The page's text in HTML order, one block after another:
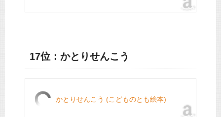
17位：かとりせんこう
かとりせんこう (こどものとも絵本)